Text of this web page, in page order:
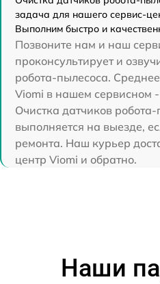
задача для нашего сервис-
Выполним быстро и
Позвоните нам и наш
проконсультирует и
робота-пылесоса.
Viomi в нашем сервисном
Очистка датчиков
выполняется на выезде,
ремонта. Наш курьер
центр Viomi и обратно.
Наши